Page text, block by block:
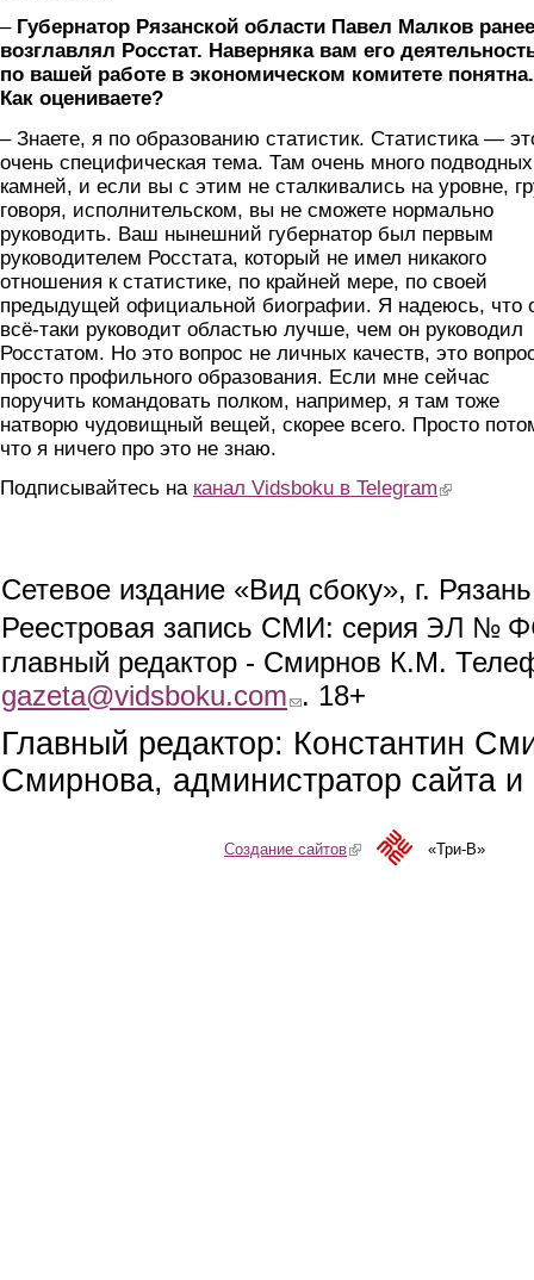
– Губернатор Рязанской области Павел Малков ранее
возглавлял Росстат. Наверняка вам его
по вашей работе в экономическом комитете понятна.
Как оцениваете?
– Знаете, я по образованию статистик. Статистика —
очень специфическая тема. Там очень много подводных
камней, и если вы с этим не сталкивались на уровне,
говоря, исполнительском, вы не сможете нормально
руководить. Ваш нынешний губернатор был первым
руководителем Росстата, который не имел никакого
отношения к статистике, по крайней мере, по своей
предыдущей официальной биографии. Я надеюсь, что
всё-таки руководит областью лучше, чем он руководил
Росстатом. Но это вопрос не личных качеств, это
просто профильного образования. Если мне сейчас
поручить командовать полком, например, я там тоже
натворю чудовищный вещей, скорее всего. Просто
что я ничего про это не знаю.
Подписывайтесь на канал Vidsboku в Telegram (link is
Сетевое издание «Вид сбоку», г.
Реестровая запись СМИ: серия ЭЛ №
главный редактор - Смирнов К.М.
gazeta@vidsboku.com (link sends e-mail)
. 18+
Главный редактор: Константин
Смирнова, администратор сайта
Создание сайтов(link is external)«Три-В»